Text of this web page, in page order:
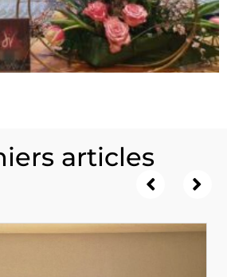
articles